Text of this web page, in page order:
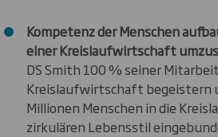
Kompetenz der Menschen
einer Kreislaufwirtschaft
DS Smith 100 % seiner
Kreislaufwirtschaft begeistern
Millionen Menschen in die
zirkulären Lebensstil